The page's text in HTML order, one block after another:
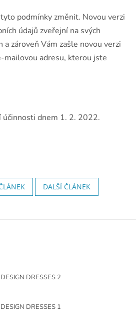
podmínky změnit. Novou verzi
údajů zveřejní na svých
zároveň Vám zašle novou verzi
mailovou adresu, kterou jste
účinnosti dnem 1. 2. 2022.
DALŠÍ ČLÁNEK
DRESSES 2
DRESSES 1